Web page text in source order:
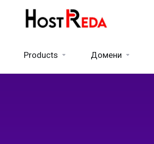
Products Домени